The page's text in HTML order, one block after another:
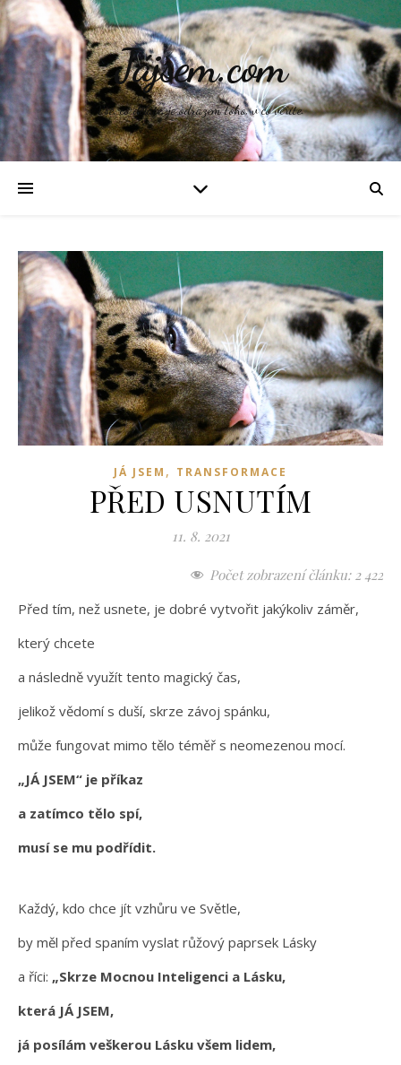
Jájsem.com
Vše, co děláte, je odrazem toho, v co věříte.
JÁ JSEM , TRANSFORMACE
PŘED USNUTÍM
11. 8. 2021
Počet zobrazení článku: 2 422
Před tím, než usnete, je dobré vytvořit jakýkoliv záměr,
který chcete
a následně využít tento magický čas,
jelikož vědomí s duší, skrze závoj spánku,
může fungovat mimo tělo téměř s neomezenou mocí.
„JÁ JSEM“ je příkaz
a zatímco tělo spí,
musí se mu podřídit.
Každý, kdo chce jít vzhůru ve Světle,
by měl před spaním vyslat růžový paprsek Lásky
a říci: „Skrze Mocnou Inteligenci a Lásku,
která JÁ JSEM,
já posílám veškerou Lásku všem lidem,